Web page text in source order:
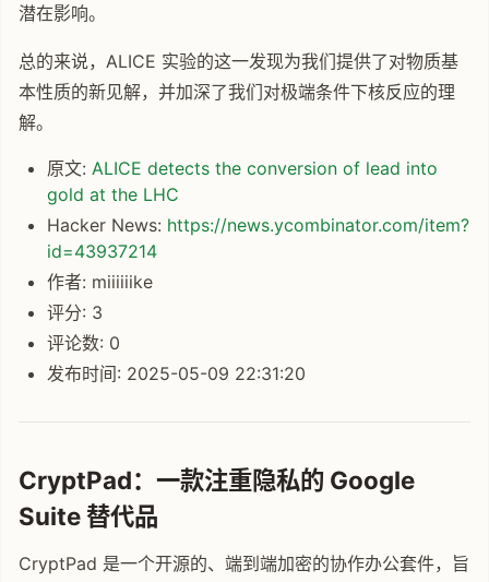
潜在影响。
总的来说，ALICE 实验的这一发现为我们提供了对物质基
本性质的新见解，并加深了我们对极端条件下核反应的理
解。
原文: ALICE detects the conversion of lead into
gold at the LHC
Hacker News: https://news.ycombinator.com/item?
id=43937214
作者: miiiiiike
评分: 3
评论数: 0
发布时间: 2025-05-09 22:31:20
CryptPad：一款注重隐私的 Google
Suite 替代品
CryptPad 是一个开源的、端到端加密的协作办公套件，旨